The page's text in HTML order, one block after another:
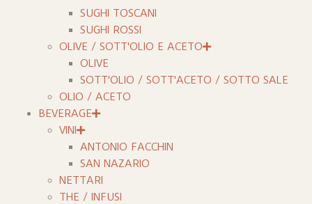
SUGHI TOSCANI
SUGHI ROSSI
OLIVE / SOTT'OLIO E ACETO
OLIVE
SOTT'OLIO / SOTT'ACETO / SOTTO SALE
OLIO / ACETO
BEVERAGE
VINI
ANTONIO FACCHIN
SAN NAZARIO
NETTARI
THE / INFUSI